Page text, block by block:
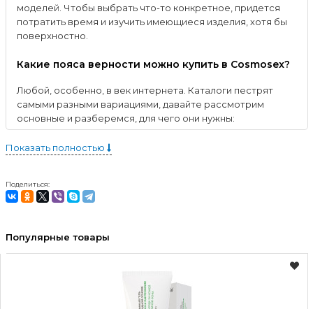
моделей. Чтобы выбрать что-то конкретное, придется
потратить время и изучить имеющиеся изделия, хотя бы
поверхностно.
Какие пояса верности можно купить в Cosmosex?
Любой, особенно, в век интернета. Каталоги пестрят
самыми разными вариациями, давайте рассмотрим
основные и разберемся, для чего они нужны:
Прямое назначение. Как ни странно, даже в этом
качестве изделия очень популярны в наше время. К
изменения. В случае женщин, например, полоски
металла получили подкладку из мягкого материала.
после появления моделей без навесных замков.Но
особого внимания заслуживает мужской пояс
партнера. Это не то устройство, которое мы
привыкли себе представлять. Нынешняя вариация
Показать полностью
Поделиться:
Популярные товары